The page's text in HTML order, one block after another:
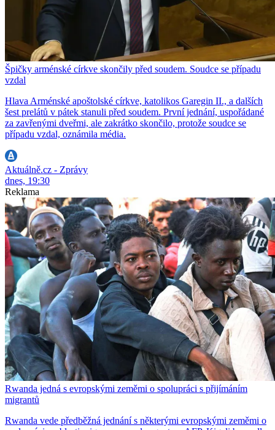
Špičky arménské církve skončily před soudem. Soudce se případu
vzdal
Hlava Arménské apoštolské církve, katolikos Garegin II., a dalších
šest prelátů v pátek stanuli před soudem. První jednání, uspořádané
za zavřenými dveřmi, ale zakrátko skončilo, protože soudce se
případu vzdal, oznámila média.
Aktuálně.cz - Zprávy
dnes, 19:30
Reklama
Rwanda jedná s evropskými zeměmi o spolupráci s přijímáním
migrantů
Rwanda vede předběžná jednání s některými evropskými zeměmi o